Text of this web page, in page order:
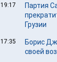
19:17
Партия
Грузии
17:35
Борис
своей